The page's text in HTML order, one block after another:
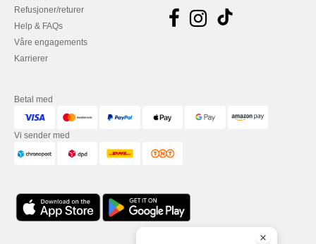
Refusjoner/returer
Help & FAQs
Våre engagements
Karrierer
Betal med
Vi sender med